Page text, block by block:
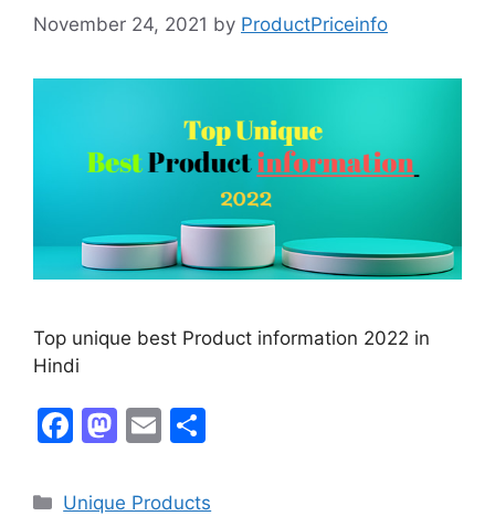
November 24, 2021 by ProductPriceinfo
Top unique best Product information 2022 in
Hindi
F
c
M
st
E
ai ar
Unique Products